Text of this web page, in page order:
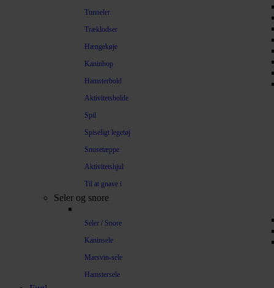
Tunneler
Træklodser
Hængekøje
Kaninhop
Hamsterbold
Aktivitetsbolde
Spil
Spiseligt legetøj
Snusetæppe
Aktivitetshjul
Til at gnave i
Seler og snore
Seler / Snore
Kaninsele
Marsvin-sele
Hamstersele